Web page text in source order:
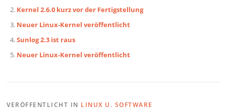
Kernel 2.6.0 kurz vor der Fertigstellung
Neuer Linux-Kernel veröffentlicht
Sunlog 2.3 ist raus
Neuer Linux-Kernel veröffentlicht
VERÖFFENTLICHT IN LINUX U. SOFTWARE